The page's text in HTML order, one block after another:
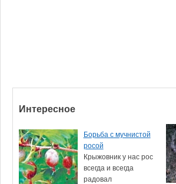
Интересное
Борьба с мучнистой
росой
Крыжовник у нас рос
всегда и всегда
радовал